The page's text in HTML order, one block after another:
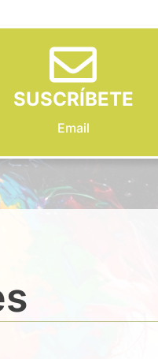
SUSCRÍBETE
Email